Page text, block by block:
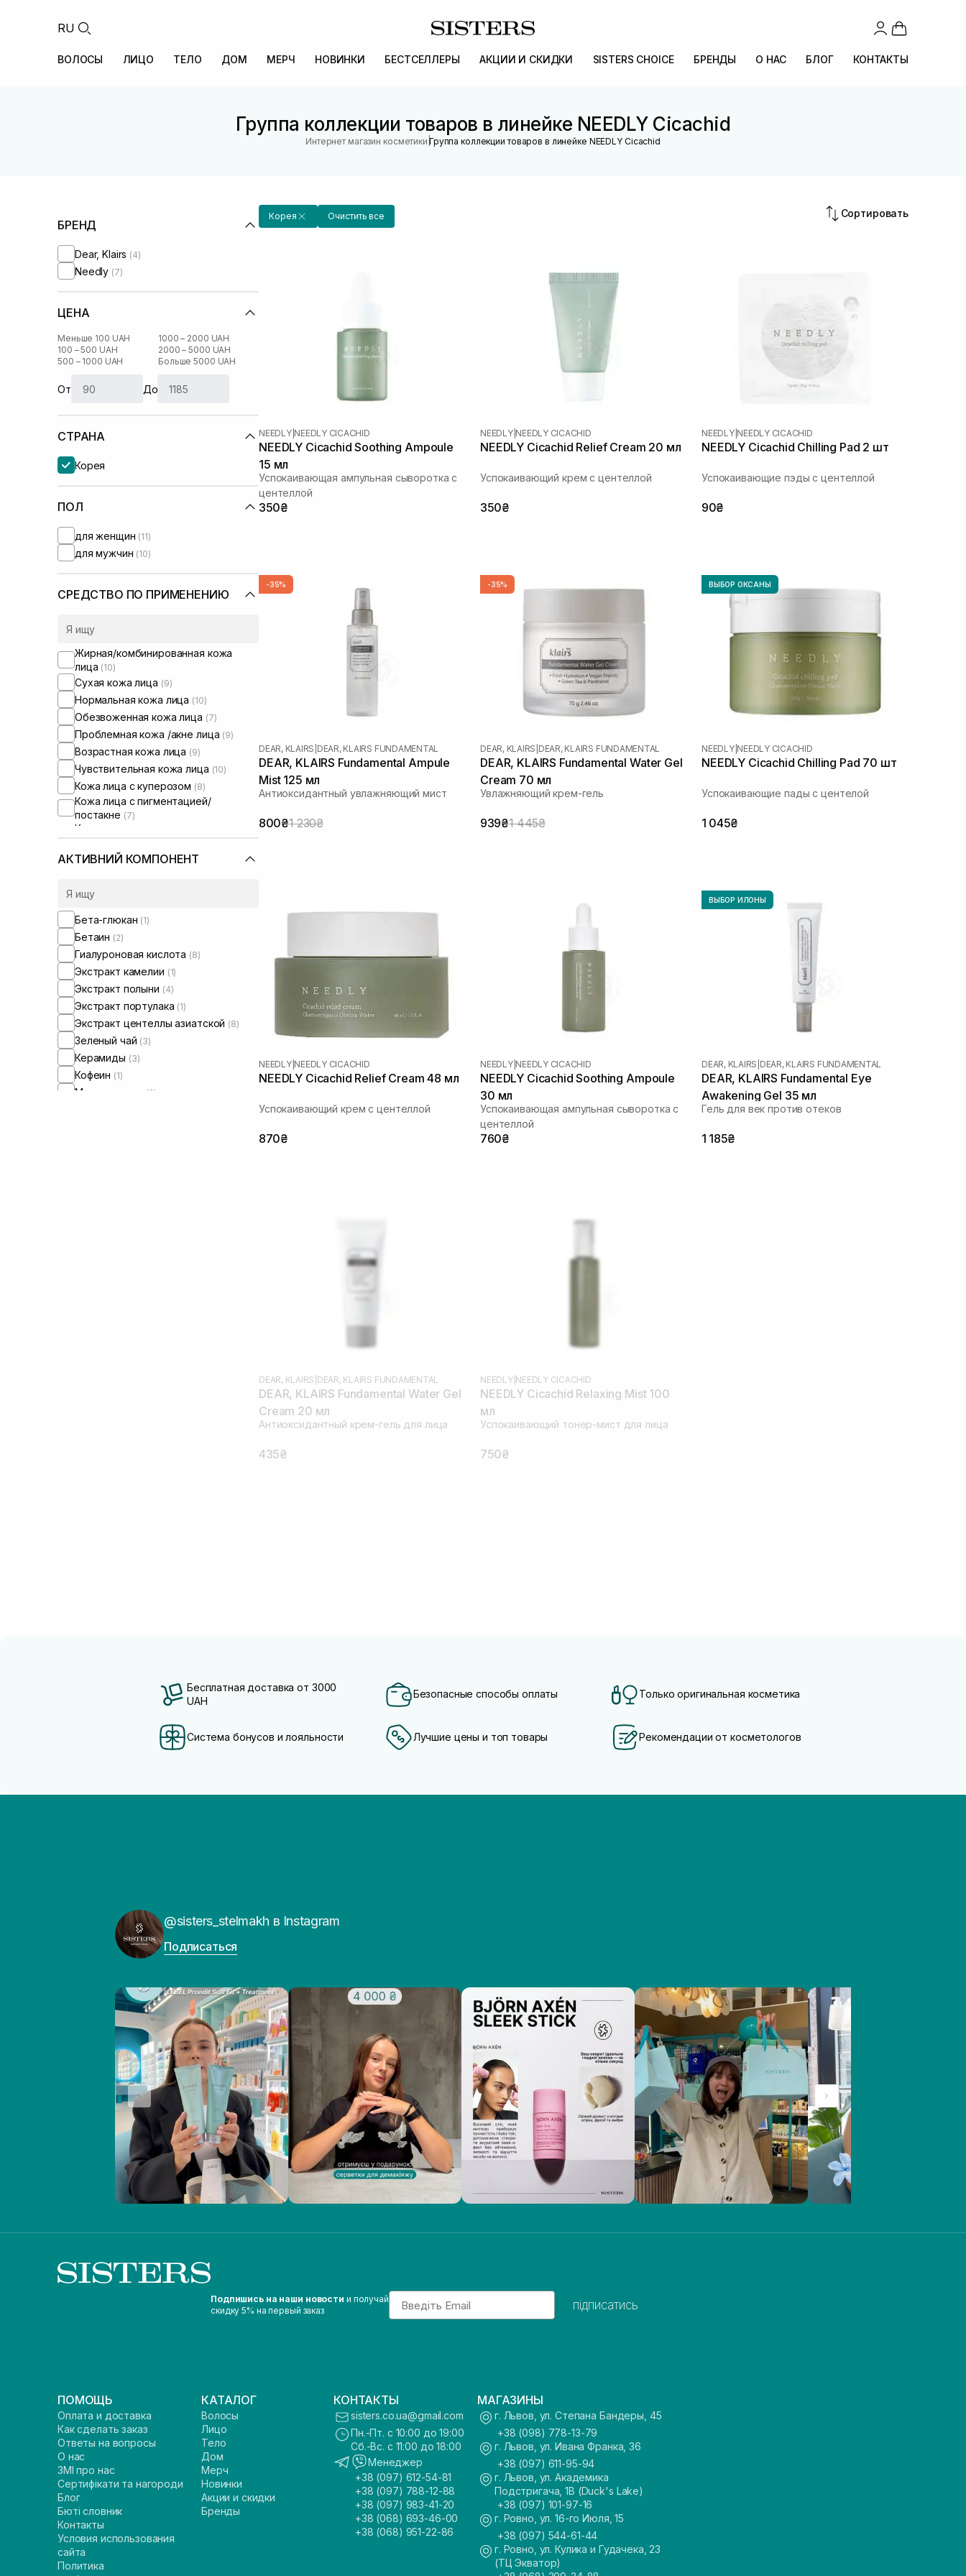
RU
ВОЛОСЫ ЛИЦО ТЕЛО ДОМ МЕРЧ НОВИНКИ БЕСТСЕЛЛЕРЫ АКЦИИ И СКИДКИ SISTERS CHOICE БРЕНДЫ О НАС БЛОГ КОНТАКТЫ
Группа коллекции товаров в линейке NEEDLY Cicachid
Интернет магазин косметики |Группа коллекции товаров в линейке NEEDLY Cicachid
БРЕНД
Dear, Klairs (4)
Needly (7)
ЦЕНА
Меньше 100 UAH
100 – 500 UAH
500 – 1000 UAH
1000 – 2000 UAH
2000 – 5000 UAH
Больше 5000 UAH
От До
СТРАНА
Корея
ПОЛ
для женщин (11)
для мужчин (10)
СРЕДСТВО ПО ПРИМЕНЕНИЮ
Жирная/комбинированная кожа
лица (10)
Сухая кожа лица (9)
Нормальная кожа лица (10)
Обезвоженная кожа лица (7)
Проблемная кожа /акне лица (9)
Возрастная кожа лица (9)
Чувствительная кожа лица (10)
Кожа лица с куперозом (8)
Кожа лица с пигментацией/
постакне (7)
Кожа лица с расширенными порами
Кожа лица с нарушенным
микробиомом
АКТИВНИЙ КОМПОНЕНТ
Бета-глюкан (1)
Бетаин (2)
Гиалуроновая кислота (8)
Экстракт камелии (1)
Экстракт полыни (4)
Экстракт портулака (1)
Экстракт центеллы азиатской (8)
Зеленый чай (3)
Керамиды (3)
Кофеин (1)
Мадекасосид (2)
Корея Очистить все Сортировать
NEEDLY| NEEDLY CICACHID
NEEDLY Cicachid Soothing Ampoule
15 мл
Успокаивающая ампульная сыворотка с
центеллой
350₴
NEEDLY| NEEDLY CICACHID
NEEDLY Cicachid Relief Cream 20 мл
Успокаивающий крем с центеллой
350₴
NEEDLY| NEEDLY CICACHID
NEEDLY Cicachid Chilling Pad 2 шт
Успокаивающие пэды с центеллой
90₴
-35%
DEAR, KLAIRS DEAR, KLAIRS FUNDAMENTAL
DEAR, KLAIRS Fundamental Ampule
Mist 125 мл
Антиоксидантный увлажняющий мист
800₴1 230₴
-35%
DEAR, KLAIRS DEAR, KLAIRS FUNDAMENTAL
DEAR, KLAIRS Fundamental Water Gel
Cream 70 мл
Увлажняющий крем-гель
939₴1 445₴
ВЫБОР ОКСАНЫ
NEEDLY| NEEDLY CICACHID
NEEDLY Cicachid Chilling Pad 70 шт
Успокаивающие пады с центелой
1 045₴
NEEDLY| NEEDLY CICACHID
NEEDLY Cicachid Relief Cream 48 мл
Успокаивающий крем с центеллой
870₴
NEEDLY| NEEDLY CICACHID
NEEDLY Cicachid Soothing Ampoule
30 мл
Успокаивающая ампульная сыворотка с
центеллой
760₴
ВЫБОР ИЛОНЫ
DEAR, KLAIRS DEAR, KLAIRS FUNDAMENTAL
DEAR, KLAIRS Fundamental Eye
Awakening Gel 35 мл
Гель для век против отеков
1 185₴
DEAR, KLAIRS DEAR, KLAIRS FUNDAMENTAL
DEAR, KLAIRS Fundamental Water Gel
Cream 20 мл
Антиоксидантный крем-гель для лица
435₴
NEEDLY| NEEDLY CICACHID
NEEDLY Cicachid Relaxing Mist 100
мл
Успокаивающий тонер-мист для лица
750₴
Бесплатная доставка от 3000
UAH
Безопасные способы оплаты Только оригинальная косметика
Система бонусов и лояльности Лучшие цены и топ товары Рекомендации от косметологов
@sisters_stelmakh в Instagram
Подписаться
Подпишись на наши новости и получай
скидку 5% на первый заказ
Email
підписатись
ПОМОЩЬ
Оплата и доставка
Как сделать заказ
Ответы на вопросы
О нас
ЗМІ про нас
Сертифікати та нагороди
Блог
Бюті словник
Контакты
Условия использования
сайта
Политика
КАТАЛОГ
Волосы
Лицо
Тело
Дом
Мерч
Новинки
Акции и скидки
Бренды
КОНТАКТЫ
sisters.co.ua@gmail.com
Пн.-Пт. с 10:00 до 19:00
Сб.-Вс. с 11:00 до 18:00
Менеджер
+38 (097) 612-54-81
+38 (097) 788-12-88
+38 (097) 983-41-20
+38 (068) 693-46-00
+38 (068) 951-22-86
МАГАЗИНЫ
г. Львов, ул. Степана Бандеры, 45
+38 (098) 778-13-79
г. Львов, ул. Ивана Франка, 36
+38 (097) 611-95-94
г. Львов, ул. Академика
Подстригача, 1В (Duck's Lake)
+38 (097) 101-97-16
г. Ровно, ул. 16-го Июля, 15
+38 (097) 544-61-44
г. Ровно, ул. Кулика и Гудачека, 23
(ТЦ Экватор)